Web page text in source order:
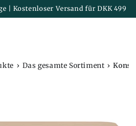
| Kostenloser Versand für DKK 499
Korb
› Das gesamte Sortiment ›